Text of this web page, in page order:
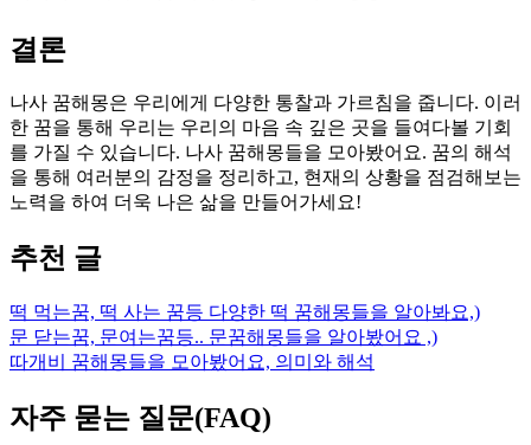
결론
나사 꿈해몽은 우리에게 다양한 통찰과 가르침을 줍니다. 이러
한 꿈을 통해 우리는 우리의 마음 속 깊은 곳을 들여다볼 기회
를 가질 수 있습니다. 나사 꿈해몽들을 모아봤어요. 꿈의 해석
을 통해 여러분의 감정을 정리하고, 현재의 상황을 점검해보는
노력을 하여 더욱 나은 삶을 만들어가세요!
추천 글
떡 먹는꿈, 떡 사는 꿈등 다양한 떡 꿈해몽들을 알아봐요,)
문 닫는꿈, 문여는꿈등.. 문꿈해몽들을 알아봤어요 ,)
따개비 꿈해몽들을 모아봤어요, 의미와 해석
자주 묻는 질문(FAQ)